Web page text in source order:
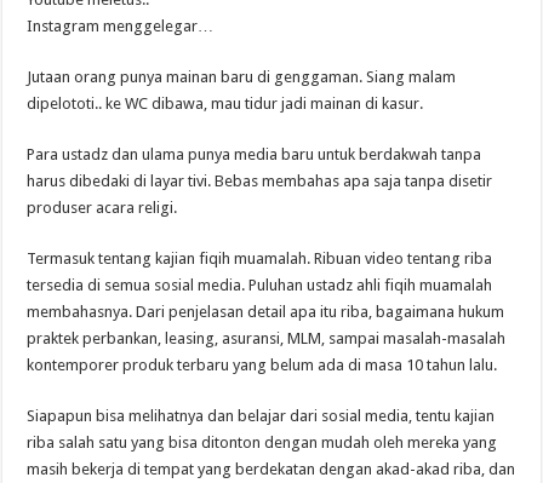
Instagram menggelegar…
Jutaan orang punya mainan baru di genggaman. Siang malam
dipelototi.. ke WC dibawa, mau tidur jadi mainan di kasur.
Para ustadz dan ulama punya media baru untuk berdakwah tanpa
harus dibedaki di layar tivi. Bebas membahas apa saja tanpa disetir
produser acara religi.
Termasuk tentang kajian fiqih muamalah. Ribuan video tentang riba
tersedia di semua sosial media. Puluhan ustadz ahli fiqih muamalah
membahasnya. Dari penjelasan detail apa itu riba, bagaimana hukum
praktek perbankan, leasing, asuransi, MLM, sampai masalah-masalah
kontemporer produk terbaru yang belum ada di masa 10 tahun lalu.
Siapapun bisa melihatnya dan belajar dari sosial media, tentu kajian
riba salah satu yang bisa ditonton dengan mudah oleh mereka yang
masih bekerja di tempat yang berdekatan dengan akad-akad riba, dan